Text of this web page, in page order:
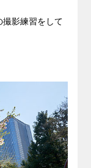
影練習をして